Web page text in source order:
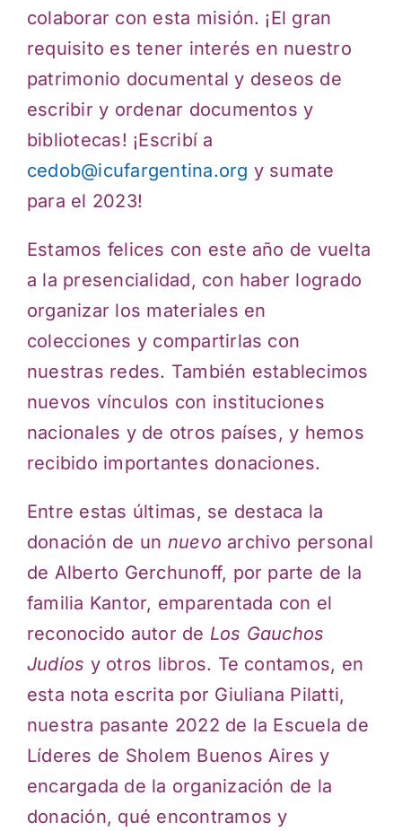
colaborar con esta misión. ¡El gran
requisito es tener interés en nuestro
patrimonio documental y deseos de
escribir y ordenar documentos y
bibliotecas! ¡Escribí a
cedob@icufargentina.org y sumate
para el 2023!
Estamos felices con este año de vuelta
a la presencialidad, con haber logrado
organizar los materiales en
colecciones y compartirlas con
nuestras redes. También establecimos
nuevos vínculos con instituciones
nacionales y de otros países, y hemos
recibido importantes donaciones.
Entre estas últimas, se destaca la
donación de un nuevo archivo personal
de Alberto Gerchunoff, por parte de la
familia Kantor, emparentada con el
reconocido autor de Los Gauchos
Judíos y otros libros. Te contamos, en
esta nota escrita por Giuliana Pilatti,
nuestra pasante 2022 de la Escuela de
Líderes de Sholem Buenos Aires y
encargada de la organización de la
donación, qué encontramos y